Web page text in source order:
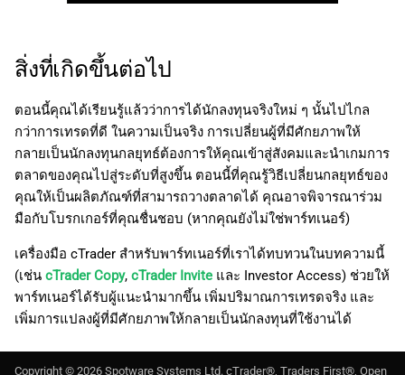
สิ่งที่เกิดขึ้นต่อไป
ตอนนี้คุณได้เรียนรู้แล้วว่าการได้นักลงทุนจริงใหม่ ๆ นั้นไปไกล
กว่าการเทรดที่ดี ในความเป็นจริง การเปลี่ยนผู้ที่มีศักยภาพให้
กลายเป็นนักลงทุนกลยุทธ์ต้องการให้คุณเข้าสู่สังคมและนำเกมการ
ตลาดของคุณไปสู่ระดับที่สูงขึ้น ตอนนี้ที่คุณรู้วิธีเปลี่ยนกลยุทธ์ของ
คุณให้เป็นผลิตภัณฑ์ที่สามารถวางตลาดได้ คุณอาจพิจารณาร่วม
มือกับโบรกเกอร์ที่คุณชื่นชอบ (หากคุณยังไม่ใช่พาร์ทเนอร์)
เครื่องมือ cTrader สำหรับพาร์ทเนอร์ที่เราได้ทบทวนในบทความนี้
(เช่น cTrader Copy, cTrader Invite และ Investor Access) ช่วยให้
พาร์ทเนอร์ได้รับผู้แนะนำมากขึ้น เพิ่มปริมาณการเทรดจริง และ
เพิ่มการแปลงผู้ที่มีศักยภาพให้กลายเป็นนักลงทุนที่ใช้งานได้
Copyright © 2026 Spotware Systems Ltd. cTrader®, Traders First®, Open